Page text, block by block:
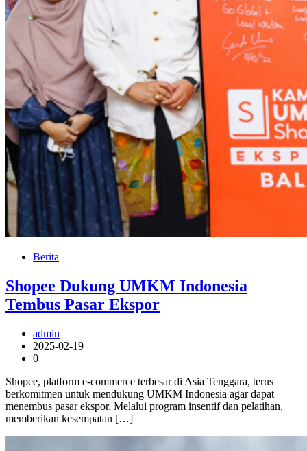
Berita
Shopee Dukung UMKM Indonesia
Tembus Pasar Ekspor
admin
2025-02-19
0
Shopee, platform e-commerce terbesar di Asia Tenggara, terus
berkomitmen untuk mendukung UMKM Indonesia agar dapat
menembus pasar ekspor. Melalui program insentif dan pelatihan,
memberikan kesempatan […]